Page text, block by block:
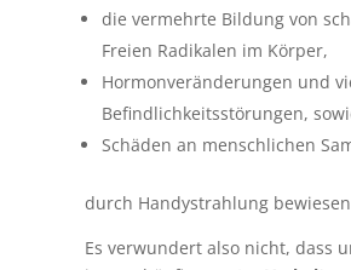
die vermehrte Bildung von
Freien Radikalen im Körper,
Hormonveränderungen und
Befindlichkeitsstörungen,
Schäden an menschlichen
durch Handystrahlung
Es verwundert also nicht, dass